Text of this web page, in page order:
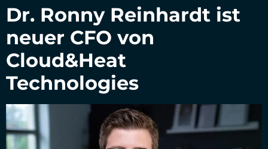
Dr. Ronny Reinhardt ist
neuer CFO von
Cloud&Heat
Technologies